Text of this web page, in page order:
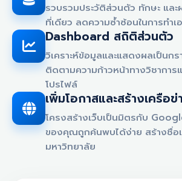
รวบรวมประวัติส่วนตัว ทักษะ และ
ที่เดียว ลดความซ้ำซ้อนในการทำเ
Dashboard สถิติส่วนตัว
วิเคราะห์ข้อมูลและแสดงผลเป็นก
ติดตามความก้าวหน้าทางวิชาการ
โปรไฟล์
เพิ่มโอกาสและสร้างเครือข่
โครงสร้างเว็บเป็นมิตรกับ
ของคุณถูกค้นพบได้ง่าย สร้างชื่อ
มหาวิทยาลัย